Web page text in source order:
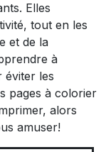
Elles
tout en les
et de la
à
éviter les
pages à colorier
alors
amuser!